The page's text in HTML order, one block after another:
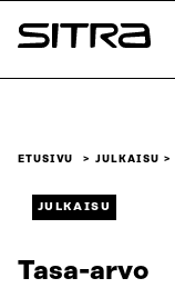
Siirry
suoraan
Sitra
ETUSIVU JULKAISU
JULKAISU
Tasa-arvo